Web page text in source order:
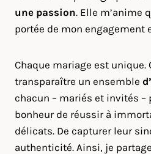
une passion. Elle m’anime
portée de mon engagement
Chaque mariage est unique.
transparaître un ensemble
chacun – mariés et invités –
bonheur de réussir à
délicats. De capturer leur
authenticité. Ainsi, je